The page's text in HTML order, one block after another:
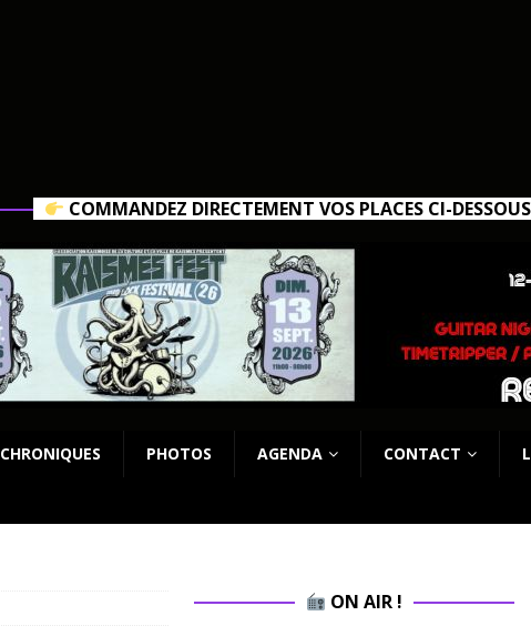
COMMANDEZ DIRECTEMENT VOS PLACES CI-
CHRONIQUES PHOTOS AGENDA CONTACT
ON AIR !